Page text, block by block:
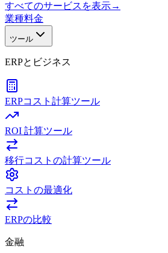
すべてのサービスを表示→
業種料金
ツール
ERPとビジネス
ERPコスト計算ツール
ROI 計算ツール
移行コストの計算ツール
コストの最適化
ERPの比較
金融